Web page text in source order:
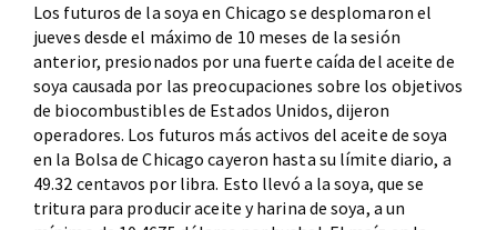
Los futuros de la soya en Chicago se desplomaron el
jueves desde el máximo de 10 meses de la sesión
anterior, presionados por una fuerte caída del aceite de
soya causada por las preocupaciones sobre los objetivos
de biocombustibles de Estados Unidos, dijeron
operadores. Los futuros más activos del aceite de soya
en la Bolsa de Chicago cayeron hasta su límite diario, a
49.32 centavos por libra. Esto llevó a la soya, que se
tritura para producir aceite y harina de soya, a un